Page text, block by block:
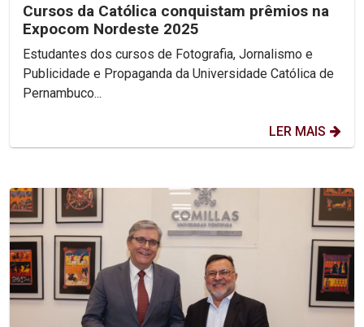
Cursos da Católica conquistam prêmios na
Expocom Nordeste 2025
Estudantes dos cursos de Fotografia, Jornalismo e
Publicidade e Propaganda da Universidade Católica de
Pernambuco...
LER MAIS